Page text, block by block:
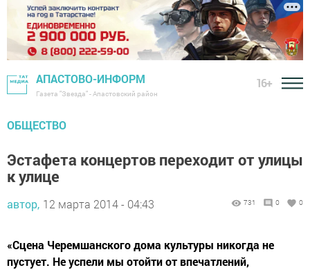
АПАСТОВО-ИНФОРМ
Газета "Звезда" - Апастовский район
16+
ОБЩЕСТВО
Эстафета концертов переходит от улицы
к улице
автор, 12 марта 2014 - 04:43 731 0 0
«Сцена Черемшанского дома культуры никогда не
пустует. Не успели мы отойти от впечатлений,